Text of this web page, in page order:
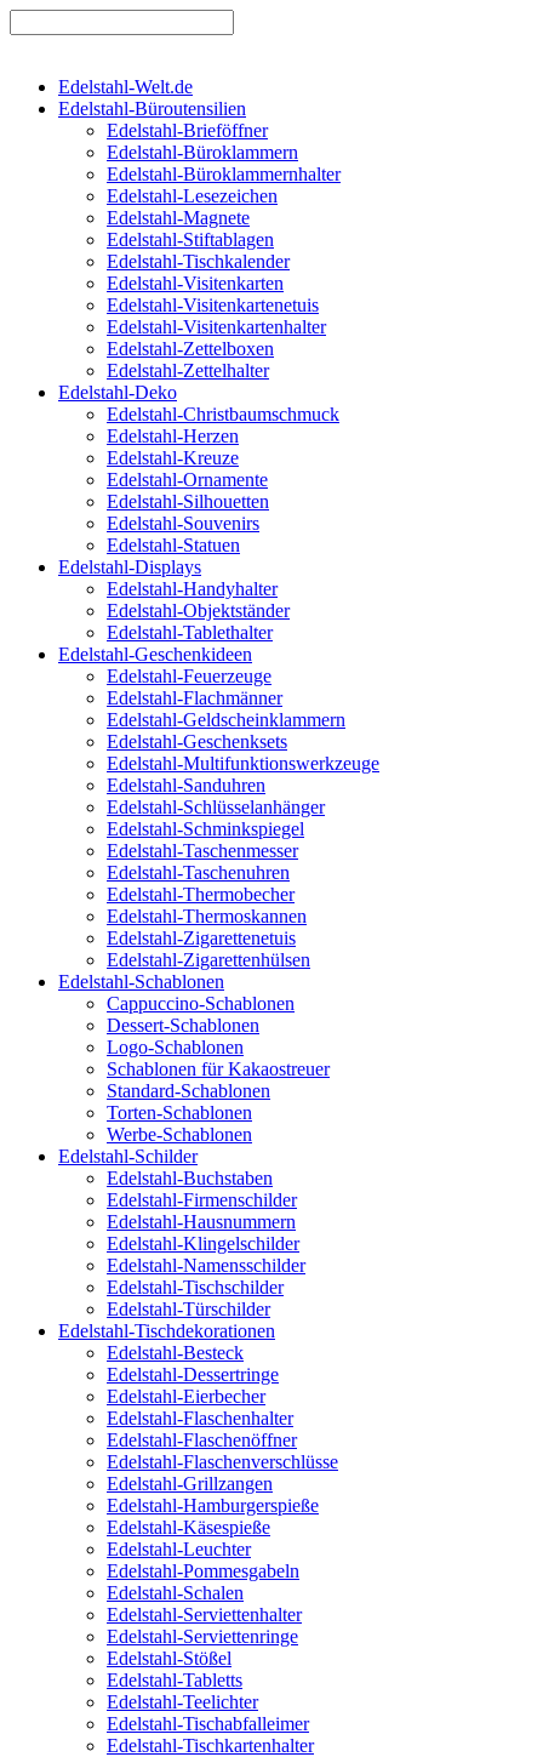
Edelstahl-Welt.de
Edelstahl-Büroutensilien
Edelstahl-Brieföffner
Edelstahl-Büroklammern
Edelstahl-Büroklammernhalter
Edelstahl-Lesezeichen
Edelstahl-Magnete
Edelstahl-Stiftablagen
Edelstahl-Tischkalender
Edelstahl-Visitenkarten
Edelstahl-Visitenkartenetuis
Edelstahl-Visitenkartenhalter
Edelstahl-Zettelboxen
Edelstahl-Zettelhalter
Edelstahl-Deko
Edelstahl-Christbaumschmuck
Edelstahl-Herzen
Edelstahl-Kreuze
Edelstahl-Ornamente
Edelstahl-Silhouetten
Edelstahl-Souvenirs
Edelstahl-Statuen
Edelstahl-Displays
Edelstahl-Handyhalter
Edelstahl-Objektständer
Edelstahl-Tablethalter
Edelstahl-Geschenkideen
Edelstahl-Feuerzeuge
Edelstahl-Flachmänner
Edelstahl-Geldscheinklammern
Edelstahl-Geschenksets
Edelstahl-Multifunktionswerkzeuge
Edelstahl-Sanduhren
Edelstahl-Schlüsselanhänger
Edelstahl-Schminkspiegel
Edelstahl-Taschenmesser
Edelstahl-Taschenuhren
Edelstahl-Thermobecher
Edelstahl-Thermoskannen
Edelstahl-Zigarettenetuis
Edelstahl-Zigarettenhülsen
Edelstahl-Schablonen
Cappuccino-Schablonen
Dessert-Schablonen
Logo-Schablonen
Schablonen für Kakaostreuer
Standard-Schablonen
Torten-Schablonen
Werbe-Schablonen
Edelstahl-Schilder
Edelstahl-Buchstaben
Edelstahl-Firmenschilder
Edelstahl-Hausnummern
Edelstahl-Klingelschilder
Edelstahl-Namensschilder
Edelstahl-Tischschilder
Edelstahl-Türschilder
Edelstahl-Tischdekorationen
Edelstahl-Besteck
Edelstahl-Dessertringe
Edelstahl-Eierbecher
Edelstahl-Flaschenhalter
Edelstahl-Flaschenöffner
Edelstahl-Flaschenverschlüsse
Edelstahl-Grillzangen
Edelstahl-Hamburgerspieße
Edelstahl-Käsespieße
Edelstahl-Leuchter
Edelstahl-Pommesgabeln
Edelstahl-Schalen
Edelstahl-Serviettenhalter
Edelstahl-Serviettenringe
Edelstahl-Stößel
Edelstahl-Tabletts
Edelstahl-Teelichter
Edelstahl-Tischabfalleimer
Edelstahl-Tischkartenhalter